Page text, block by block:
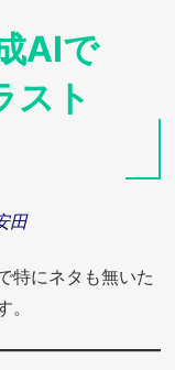
AIで
スト
田
特にネタも無いた